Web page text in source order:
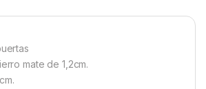
mate de 1,2cm.